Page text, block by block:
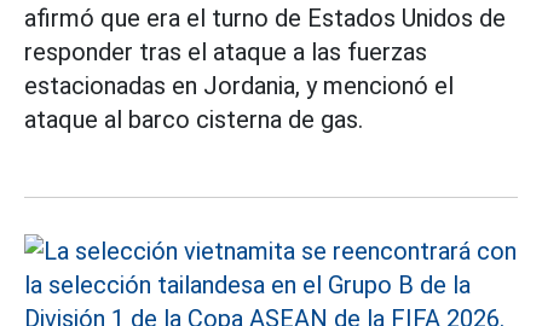
afirmó que era el turno de Estados Unidos de
responder tras el ataque a las fuerzas
estacionadas en Jordania, y mencionó el
ataque al barco cisterna de gas.